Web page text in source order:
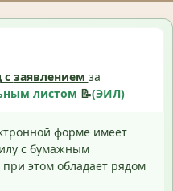
с заявлением за
листом 📝(ЭИЛ)
форме имеет
с бумажным
этом обладает рядом